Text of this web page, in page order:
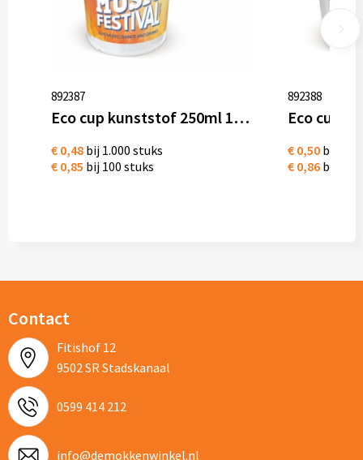
892387
Eco cup kunststof 250ml 100% recyclebaar
€ 0,48 bij 1.000 stuks
€ 0,85 bij 100 stuks
892388
€ 0,50 bij
€ 0,86 bij 100
Contact
Fitishof 12
9502 SR Stadskanaal
0599 414 212
info@demokkenwinkel.nl